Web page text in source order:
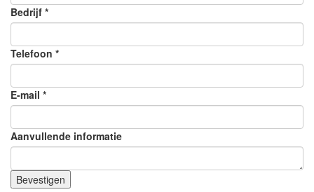
Bedrijf *
Telefoon *
E-mail *
Aanvullende informatie
Bevestigen